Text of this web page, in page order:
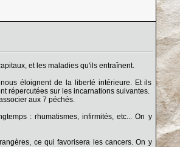
et les maladies qu'ils entraînent.
éloignent de la liberté intérieure. Et ils
répercutées sur les incarnations suivantes.
aux 7 péchés.
: rhumatismes, infirmités, etc... On y
ce qui favorisera les cancers. On y